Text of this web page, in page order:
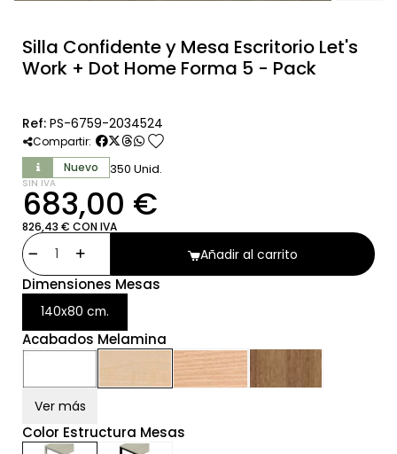
Silla Confidente y Mesa Escritorio Let's
Work + Dot Home Forma 5 - Pack
Ref: PS-6759-2034524
Compartir: favorite
Nuevo 350 Unid.
SIN IVA
683,00 €
826,43 € CON IVA
Añadir al carrito
Dimensiones Mesas
140x80 cm.
Acabados Melamina
Ver más
Color Estructura Mesas